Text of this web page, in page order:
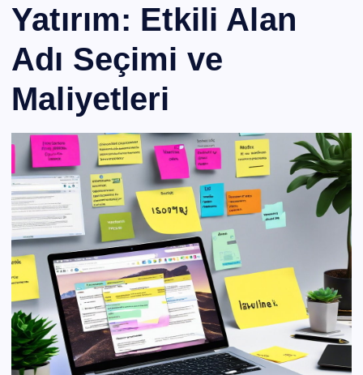
Yatırım: Etkili Alan
Adı Seçimi ve
Maliyetleri